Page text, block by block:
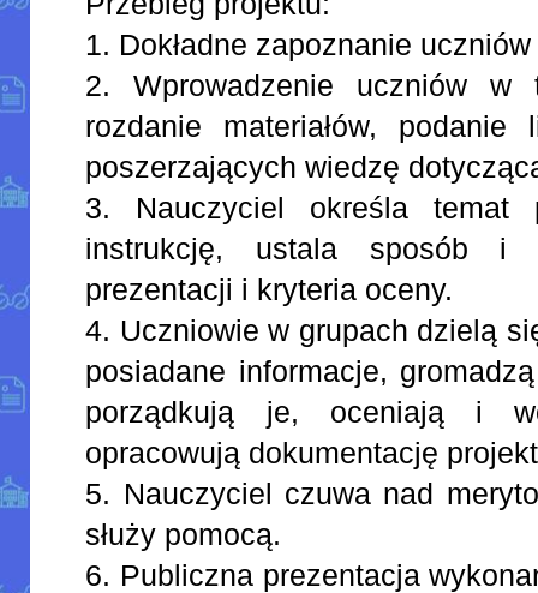
1. Dokładne zapoznanie
2. Wprowadzenie uczniów w
rozdanie materiałów, podanie
poszerzających wiedzę
3. Nauczyciel określa temat
instrukcję, ustala sposób i
prezentacji i kryteria oceny.
4. Uczniowie w grupach dzielą
posiadane informacje,
porządkują je, oceniają i
opracowują dokumentację
5. Nauczyciel czuwa nad
służy pomocą.
6. Publiczna prezentacja